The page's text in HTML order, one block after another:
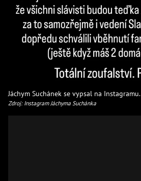
Jáchym Suchánek se vypsal na Instagramu.
Zdroj: Instagram Jáchyma Suchánka